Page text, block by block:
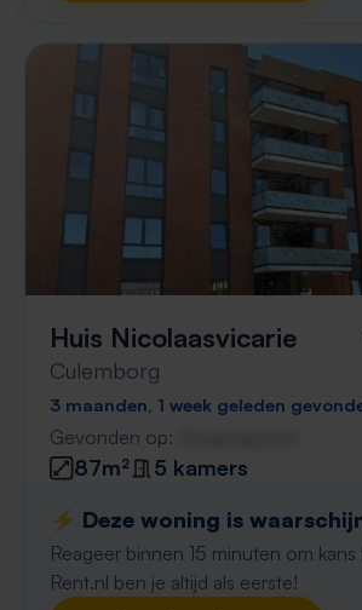
Huis Nicolaasvicarie
Culemborg
3 maanden, 1 week geleden
Gevonden op:
87m²
5 kamers
⚡️ Deze woning is
Reageer binnen 15 minuten om
Rent.nl ben je altijd als eerste!